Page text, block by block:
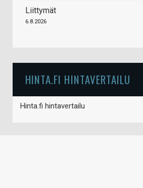
Liittymät
6.8.2026
HINTA.FI HINTAVERTAILU
Hinta.fi hintavertailu